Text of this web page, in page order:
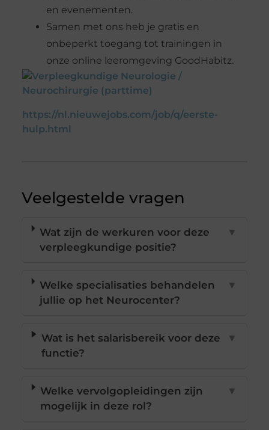
en evenementen.
Samen met ons heb je gratis en
onbeperkt toegang tot trainingen in
onze online leeromgeving GoodHabitz.
https://nl.nieuwejobs.com/job/q/eerste-
hulp.html
Veelgestelde vragen
Wat zijn de werkuren voor deze
verpleegkundige positie?
▼
Welke specialisaties behandelen
jullie op het Neurocenter?
▼
Wat is het salarisbereik voor deze
functie?
▼
Welke vervolgopleidingen zijn
mogelijk in deze rol?
▼